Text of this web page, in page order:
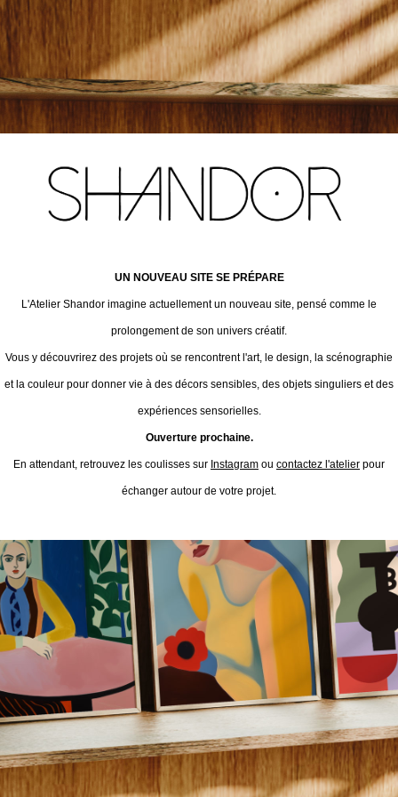
UN NOUVEAU SITE SE PRÉPARE
L'Atelier Shandor imagine actuellement un nouveau site, pensé comme le
prolongement de son univers créatif.
Vous y découvrirez des projets où se rencontrent l'art, le design, la scénographie
et la couleur pour donner vie à des décors sensibles, des objets singuliers et des
expériences sensorielles.
Ouverture prochaine.
En attendant, retrouvez les coulisses sur Instagram ou contactez l'atelier pour
échanger autour de votre projet.